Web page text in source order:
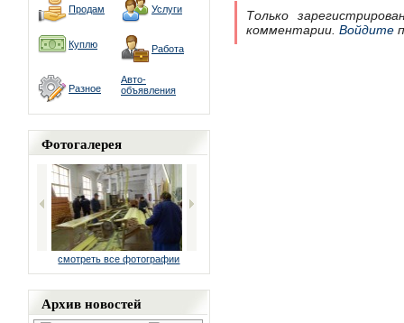
Продам Услуги
Куплю Работа
Разное
Авто-
объявления
Фотогалерея
смотреть все фотографии
Архив новостей
Только
комментарии. Войдите